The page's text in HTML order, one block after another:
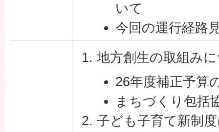
いて
今回の運行経路
地方創生の取組み
26年度補正予算
まちづくり包括
子ども子育て新制